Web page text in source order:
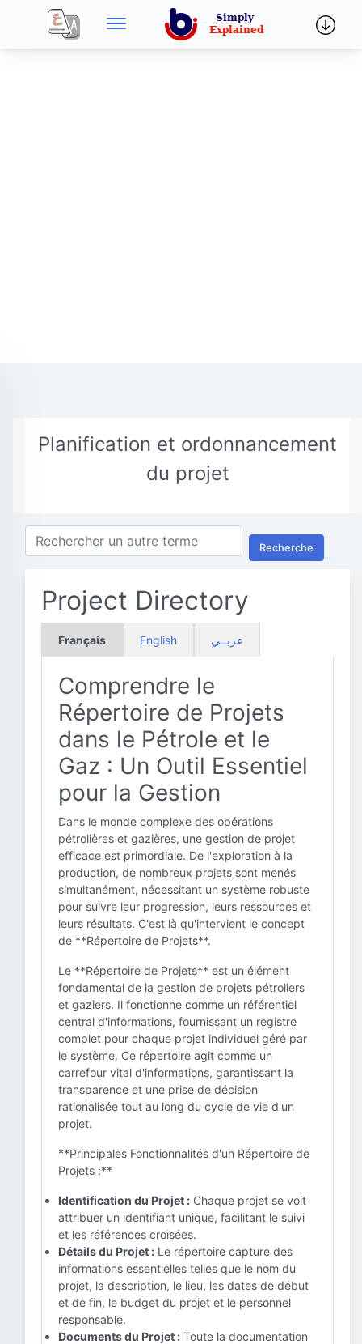
Planification et ordonnancement
du projet
Recherche
Project Directory
Français English عربــي
Comprendre le
Répertoire de Projets
dans le Pétrole et le
Gaz : Un Outil Essentiel
pour la Gestion
Dans le monde complexe des opérations
pétrolières et gazières, une gestion de projet
efficace est primordiale. De l'exploration à la
production, de nombreux projets sont menés
simultanément, nécessitant un système robuste
pour suivre leur progression, leurs ressources et
leurs résultats. C'est là qu'intervient le concept
de **Répertoire de Projets**.
Le **Répertoire de Projets** est un élément
fondamental de la gestion de projets pétroliers
et gaziers. Il fonctionne comme un référentiel
central d'informations, fournissant un registre
complet pour chaque projet individuel géré par
le système. Ce répertoire agit comme un
carrefour vital d'informations, garantissant la
transparence et une prise de décision
rationalisée tout au long du cycle de vie d'un
projet.
**Principales Fonctionnalités d'un Répertoire de
Projets :**
Identification du Projet : Chaque projet se voit
attribuer un identifiant unique, facilitant le suivi
et les références croisées.
Détails du Projet : Le répertoire capture des
informations essentielles telles que le nom du
projet, la description, le lieu, les dates de début
et de fin, le budget du projet et le personnel
responsable.
Documents du Projet : Toute la documentation